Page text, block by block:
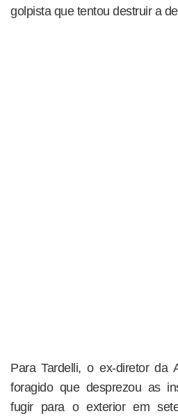
golpista que tentou destruir a
Para Tardelli, o ex-diretor da
foragido que desprezou as
fugir para o exterior em